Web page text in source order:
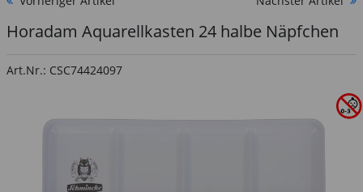
Horadam Aquarellkasten 24 halbe Näpfchen
Art.Nr.: CSC74424097